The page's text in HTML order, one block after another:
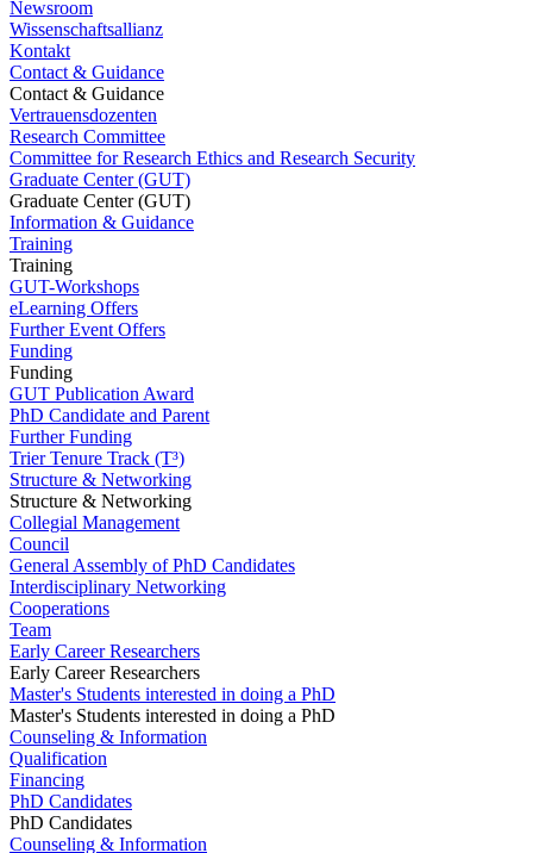
Newsroom
Wissenschaftsallianz
Kontakt
Contact & Guidance
Contact & Guidance
Vertrauensdozenten
Research Committee
Committee for Research Ethics and Research Security
Graduate Center (GUT)
Graduate Center (GUT)
Information & Guidance
Training
Training
GUT-Workshops
eLearning Offers
Further Event Offers
Funding
Funding
GUT Publication Award
PhD Candidate and Parent
Further Funding
Trier Tenure Track (T³)
Structure & Networking
Structure & Networking
Collegial Management
Council
General Assembly of PhD Candidates
Interdisciplinary Networking
Cooperations
Team
Early Career Researchers
Early Career Researchers
Master's Students interested in doing a PhD
Master's Students interested in doing a PhD
Counseling & Information
Qualification
Financing
PhD Candidates
PhD Candidates
Counseling & Information